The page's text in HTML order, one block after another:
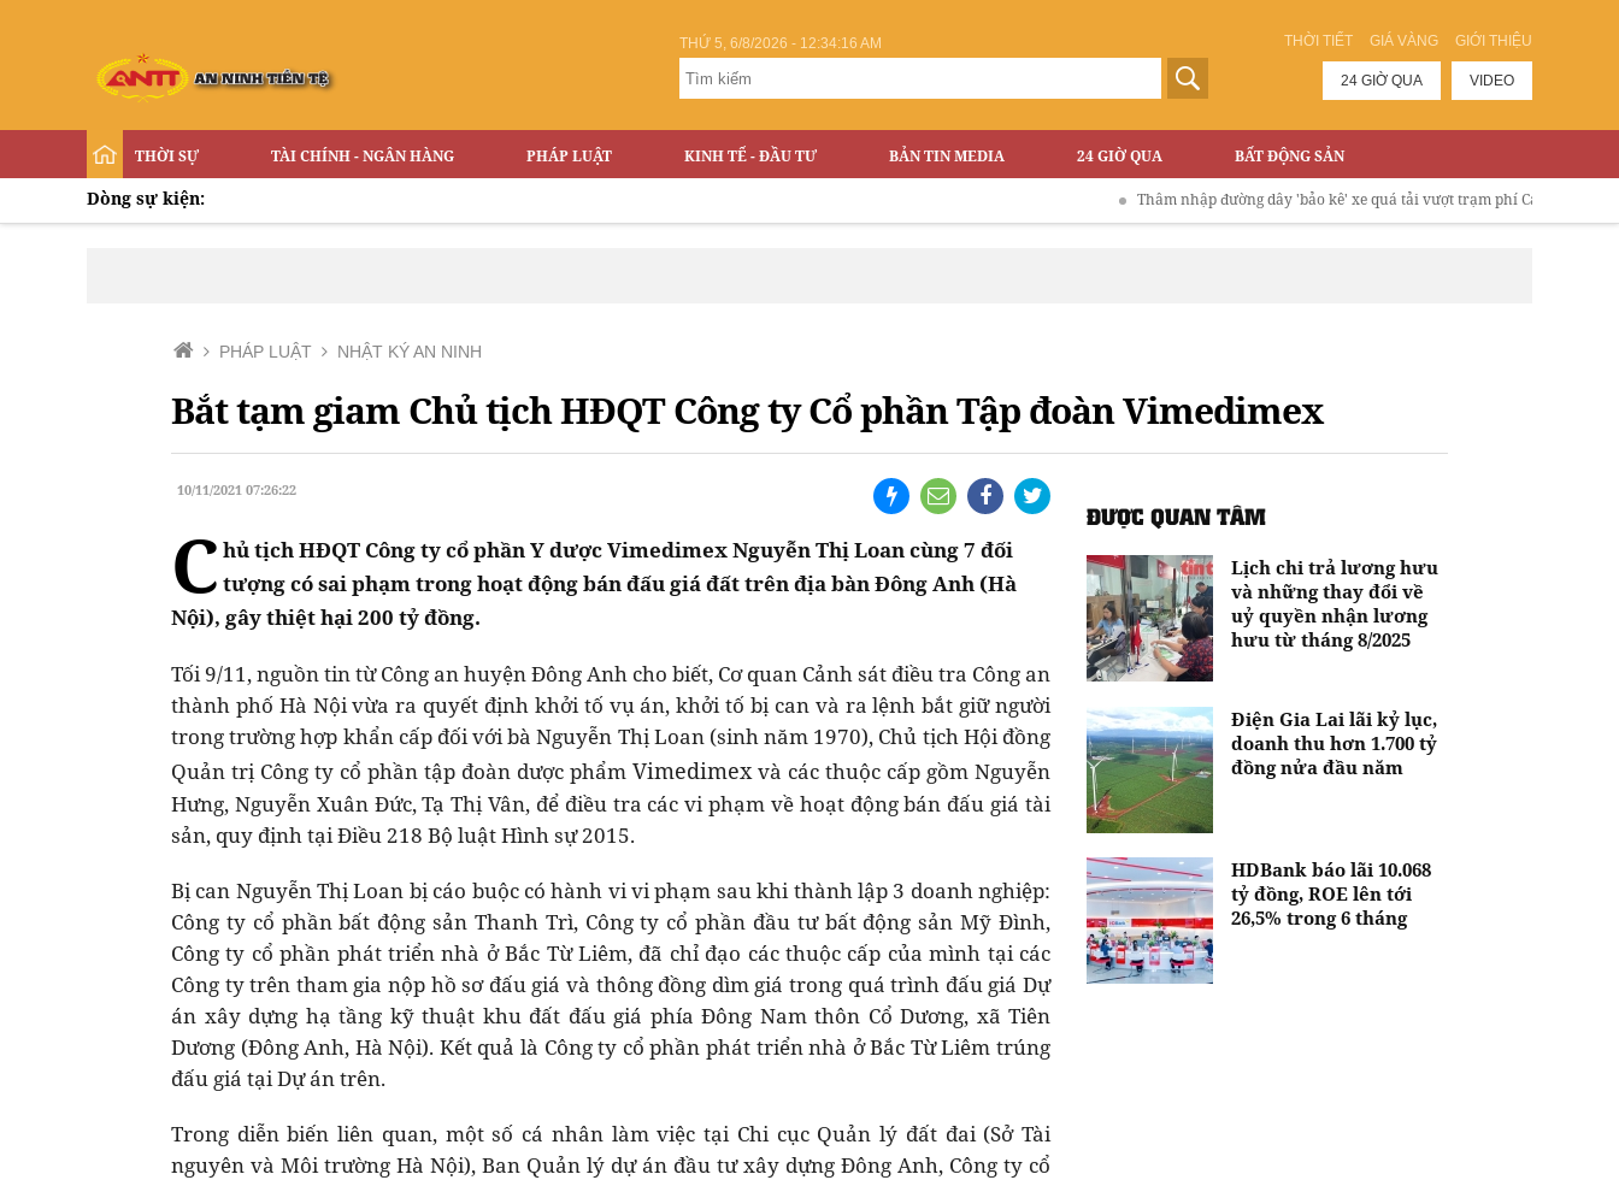
THỜI TIẾT GIÁ VÀNG GIỚI THIỆU
THỨ 5, 6/8/2026 - 12:34:17 AM
24 GIỜ QUA VIDEO
THỜI SỰ TÀI CHÍNH - NGÂN HÀNG PHÁP LUẬT KINH TẾ - ĐẦU TƯ BẢN TIN MEDIA 24 GIỜ QUA BẤT ĐỘNG SẢN
Dòng sự kiện: Thâm nhập đường dây 'bảo kê' xe quá tải vượt trạm phí Cao tốc Hà Nội - Lào Cai
PHÁP LUẬT NHẬT KÝ AN NINH
Bắt tạm giam Chủ tịch HĐQT Công ty Cổ phần Tập đoàn Vimedimex
10/11/2021 07:26:22
C hủ tịch HĐQT Công ty cổ phần Y dược Vimedimex Nguyễn Thị Loan cùng 7 đối
tượng có sai phạm trong hoạt động bán đấu giá đất trên địa bàn Đông Anh (Hà
Nội), gây thiệt hại 200 tỷ đồng.
Tối 9/11, nguồn tin từ Công an huyện Đông Anh cho biết, Cơ quan Cảnh sát điều tra Công an
thành phố Hà Nội vừa ra quyết định khởi tố vụ án, khởi tố bị can và ra lệnh bắt giữ người
trong trường hợp khẩn cấp đối với bà Nguyễn Thị Loan (sinh năm 1970), Chủ tịch Hội đồng
Quản trị Công ty cổ phần tập đoàn dược phẩm Vimedimex và các thuộc cấp gồm Nguyễn
Hưng, Nguyễn Xuân Đức, Tạ Thị Vân, để điều tra các vi phạm về hoạt động bán đấu giá tài
sản, quy định tại Điều 218 Bộ luật Hình sự 2015.
Bị can Nguyễn Thị Loan bị cáo buộc có hành vi vi phạm sau khi thành lập 3 doanh nghiệp:
Công ty cổ phần bất động sản Thanh Trì, Công ty cổ phần đầu tư bất động sản Mỹ Đình,
Công ty cổ phần phát triển nhà ở Bắc Từ Liêm, đã chỉ đạo các thuộc cấp của mình tại các
Công ty trên tham gia nộp hồ sơ đấu giá và thông đồng dìm giá trong quá trình đấu giá Dự
án xây dựng hạ tầng kỹ thuật khu đất đấu giá phía Đông Nam thôn Cổ Dương, xã Tiên
Dương (Đông Anh, Hà Nội). Kết quả là Công ty cổ phần phát triển nhà ở Bắc Từ Liêm trúng
đấu giá tại Dự án trên.
Trong diễn biến liên quan, một số cá nhân làm việc tại Chi cục Quản lý đất đai (Sở Tài
nguyên và Môi trường Hà Nội), Ban Quản lý dự án đầu tư xây dựng Đông Anh, Công ty cổ
ĐƯỢC QUAN TÂM
Lịch chi trả lương hưu
và những thay đổi về
uỷ quyền nhận lương
hưu từ tháng 8/2025
Điện Gia Lai lãi kỷ lục,
doanh thu hơn 1.700 tỷ
đồng nửa đầu năm
HDBank báo lãi 10.068
tỷ đồng, ROE lên tới
26,5% trong 6 tháng